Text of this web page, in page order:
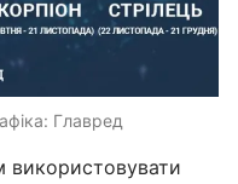
Главред
використовувати